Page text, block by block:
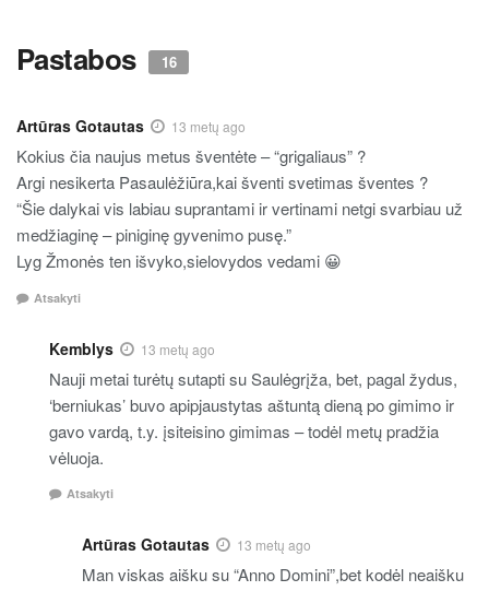
Pastabos 16
Artūras Gotautas 13 metų ago
Kokius čia naujus metus šventėte – “grigaliaus” ?
Argi nesikerta Pasaulėžiūra,kai šventi svetimas šventes ?
“Šie dalykai vis labiau suprantami ir vertinami netgi svarbiau už
medžiaginę – piniginę gyvenimo pusę.”
Lyg Žmonės ten išvyko,sielovydos vedami 😀
Atsakyti
Kemblys 13 metų ago
Nauji metai turėtų sutapti su Saulėgrįža, bet, pagal žydus,
‘berniukas’ buvo apipjaustytas aštuntą dieną po gimimo ir
gavo vardą, t.y. įsiteisino gimimas – todėl metų pradžia
vėluoja.
Atsakyti
Artūras Gotautas 13 metų ago
Man viskas aišku su “Anno Domini”,bet kodėl neaišku